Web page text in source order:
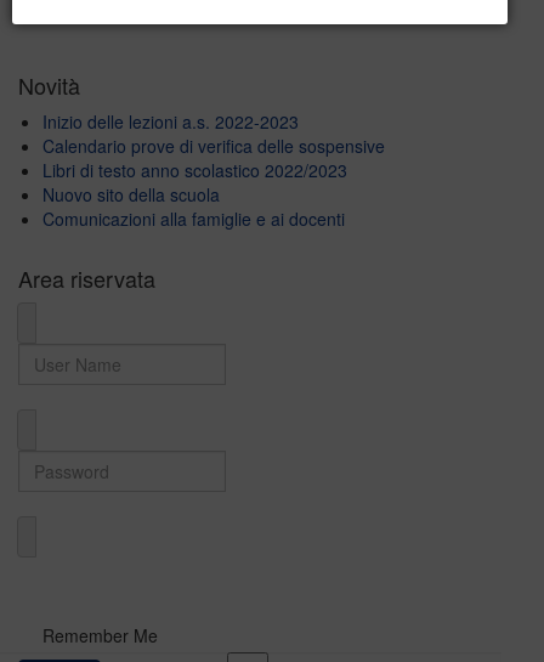
Novità
Inizio delle lezioni a.s. 2022-2023
Calendario prove di verifica delle sospensive
Libri di testo anno scolastico 2022/2023
Nuovo sito della scuola
Comunicazioni alla famiglie e ai docenti
Area riservata
Remember Me